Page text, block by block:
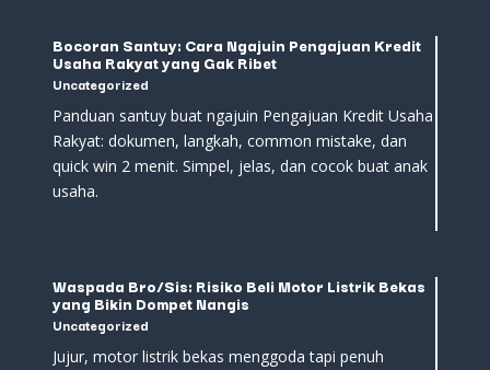
Bocoran Santuy: Cara Ngajuin Pengajuan Kredit
Usaha Rakyat yang Gak Ribet
Uncategorized
Panduan santuy buat ngajuin Pengajuan Kredit Usaha
Rakyat: dokumen, langkah, common mistake, dan
quick win 2 menit. Simpel, jelas, dan cocok buat anak
usaha.
Waspada Bro/Sis: Risiko Beli Motor Listrik Bekas
yang Bikin Dompet Nangis
Uncategorized
Jujur, motor listrik bekas menggoda tapi penuh